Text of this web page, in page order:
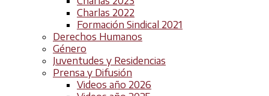
Charlas 2022
Formación Sindical 2021
Derechos Humanos
Género
Juventudes y Residencias
Prensa y Difusión
Videos año 2026